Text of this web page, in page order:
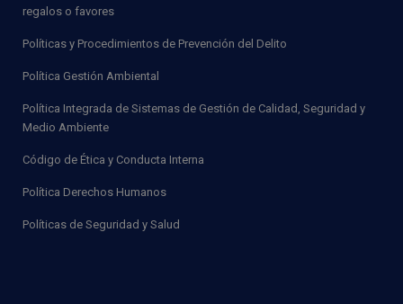
regalos o favores
Políticas y Procedimientos de Prevención del Delito
Política Gestión Ambiental
Política Integrada de Sistemas de Gestión de Calidad, Seguridad y
Medio Ambiente
Código de Ética y Conducta Interna
Política Derechos Humanos
Políticas de Seguridad y Salud